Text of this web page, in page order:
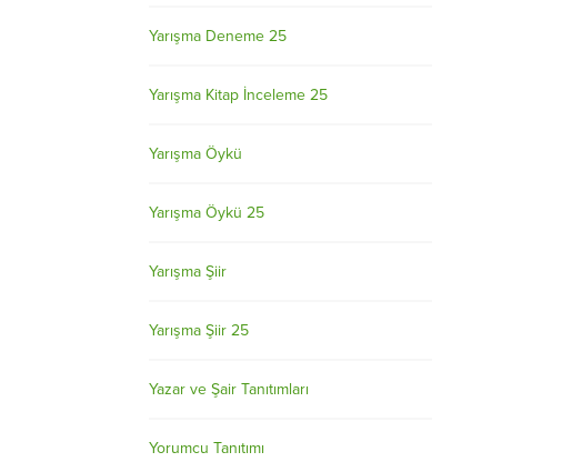
Yarışma Deneme 25
Yarışma Kitap İnceleme 25
Yarışma Öykü
Yarışma Öykü 25
Yarışma Şiir
Yarışma Şiir 25
Yazar ve Şair Tanıtımları
Yorumcu Tanıtımı